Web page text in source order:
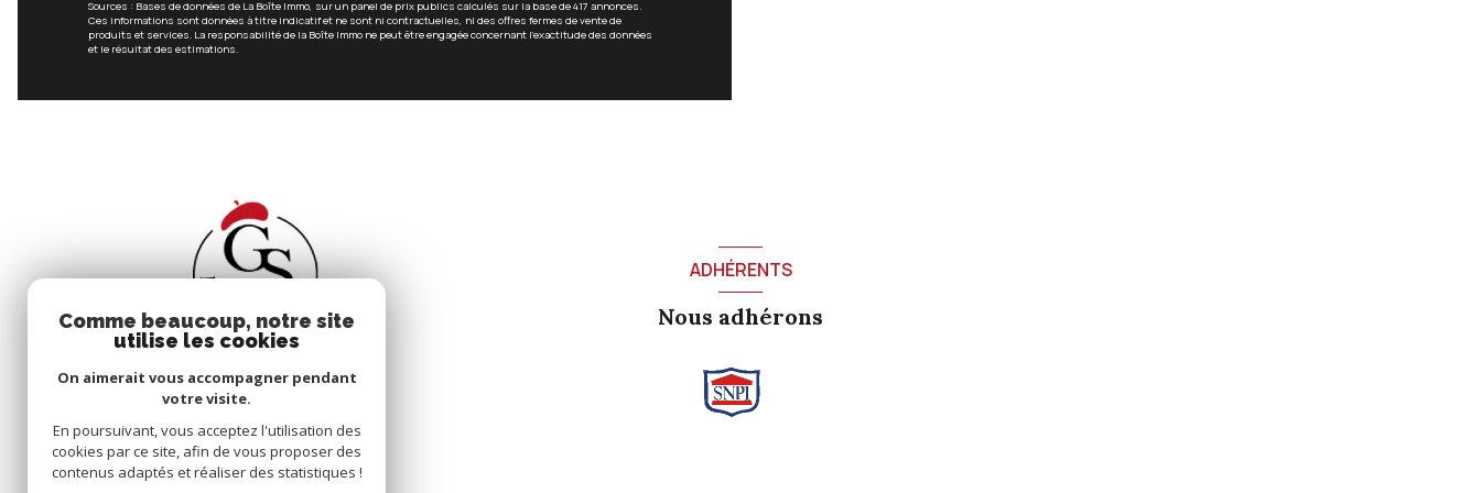
Sources : Bases de données de La Boîte Immo, sur un panel de prix publics calculés sur la base de 417 annonces.
Ces informations sont données à titre indicatif et ne sont ni contractuelles, ni des offres fermes de vente de
produits et services. La responsabilité de la Boîte Immo ne peut être engagée concernant l'exactitude des données
et le résultat des estimations.
ADHÉRENTS
Nous adhérons
Comme beaucoup, notre site
utilise les cookies
On aimerait vous accompagner pendant
votre visite.
En poursuivant, vous acceptez l'utilisation des
cookies par ce site, afin de vous proposer des
contenus adaptés et réaliser des statistiques !